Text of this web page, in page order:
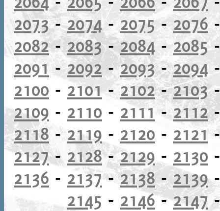
2073-2074- 2075- 2076
2082-2083-2084-2085
2091 -2092 -2093-2094
2100 - 2101-2102-2103
2109 - 2110 - 2111-2112
2118- 2119 - 2120 - 2121
2127- 2128-2129 - 2130
2136 - 2137-2138- 2139
2145 - 2146-2147